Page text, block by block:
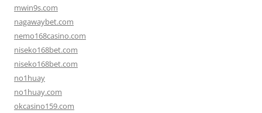
mwin9s.com
nagawaybet.com
nemo168casino.com
niseko168bet.com
niseko168bet.com
no1huay
no1huay.com
okcasino159.com